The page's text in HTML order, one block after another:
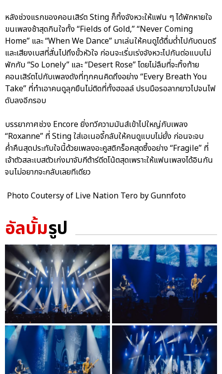
หลังช่วงแรกของคอนเสิร์ต Sting ก็ทิ้งจังหวะให้แฟน ๆ ได้พักหายใจ
ขนเพลงช้าสุดกินใจทั้ง “Fields of Gold,” “Never Coming
Home” และ “When We Dance” มาเล่นให้คนดูได้ดื่มด่ำไปกับดนตรี
และเสียงเบสที่สั่นไปถึงขั้วหัวใจ ก่อนจะเริ่มเร่งจังหวะไปกันต่อแบบไม่
พักกับ “So Lonely” และ “Desert Rose” โดยไม่ลืมที่จะทิ้งท้าย
คอนเสิร์ตไปกับเพลงดังที่ทุกคนคิดถึงอย่าง “Every Breath You
Take” ที่ทำเอาคนดูลุกยืนไม่ติดที่ทั้งฮอลล์ ปรบมือรอลากยาวไปจนไฟ
ดับลงอีกรอบ
บรรยากาศช่วง Encore ยิ่งทวีความมันส์เข้าไปใหญ่กับเพลง
“Roxanne” ที่ Sting ใส่เอเนอจี้กลับให้คนดูแบบไม่ยั้ง ก่อนจะจบ
ค่ำคืนสุดประทับใจนี้ด้วยเพลงอะคูสติกร็อคสุดซึ้งอย่าง “Fragile” ที่
เจ้าตัวสละเบสตัวเก่งมาจับกีต้าร์ดีดโน้ตสุดเพราะให้แฟนเพลงได้อินกัน
จนไม่อยากจะกลับเลยทีเดียว
Photo Coutersy of Live Nation Tero by Gunnfoto
อัลบั้มรูป